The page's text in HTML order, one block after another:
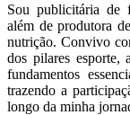
Sou publicitária de
além de produtora
nutrição. Convivo
dos pilares esporte,
fundamentos
trazendo a
longo da minha